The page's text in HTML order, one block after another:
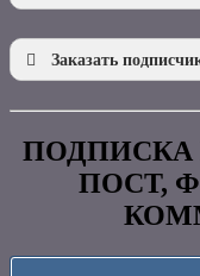
Заказать
ПОСТ,